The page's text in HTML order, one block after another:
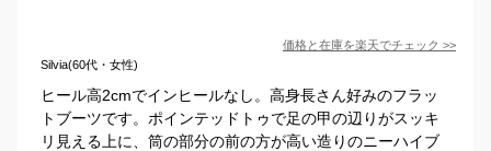
価格と在庫を楽天でチェック >>
Silvia(60代・女性)
ヒール高2cmでインヒールなし。高身長さん好みのフラッ
トブーツです。ポインテッドトゥで足の甲の辺りがスッキ
リ見える上に、筒の部分の前の方が高い造りのニーハイブ